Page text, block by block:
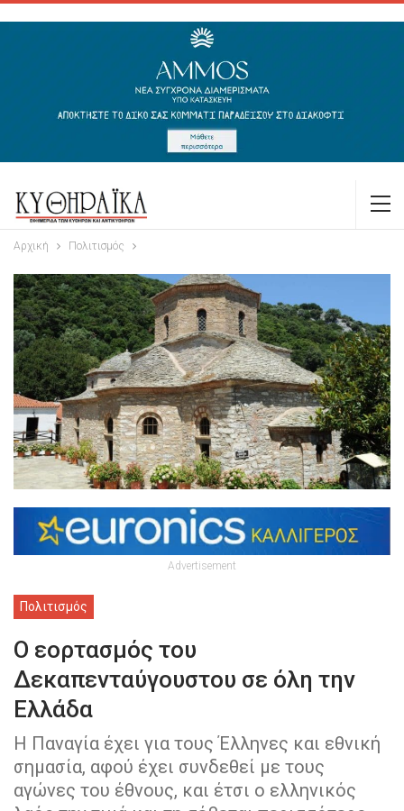
Αρχική Πολιτισμός
Advertisement
Πολιτισμός
Ο εορτασμός του
Δεκαπενταύγουστου σε όλη την
Ελλάδα
Η Παναγία έχει για τους Έλληνες και εθνική
σημασία, αφού έχει συνδεθεί με τους
αγώνες του έθνους, και έτσι ο ελληνικός